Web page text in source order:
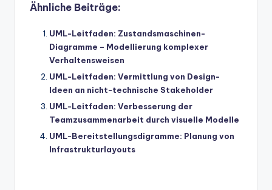
Ähnliche Beiträge:
UML-Leitfaden: Zustandsmaschinen-
Diagramme – Modellierung komplexer
Verhaltensweisen
UML-Leitfaden: Vermittlung von Design-
Ideen an nicht-technische Stakeholder
UML-Leitfaden: Verbesserung der
Teamzusammenarbeit durch visuelle Modelle
UML-Bereitstellungsdigramme: Planung von
Infrastrukturlayouts